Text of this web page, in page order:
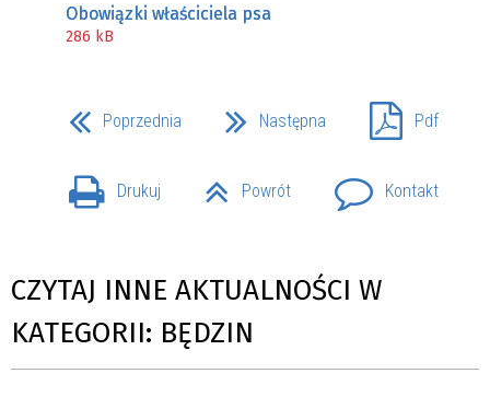
Obowiązki właściciela psa
286 kB
Poprzednia Następna Pdf
Drukuj Powrót Kontakt
CZYTAJ INNE AKTUALNOŚCI W
KATEGORII: BĘDZIN